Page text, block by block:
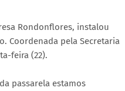
Rondonflores, instalou
Coordenada pela Secretaria
feira (22).
passarela estamos